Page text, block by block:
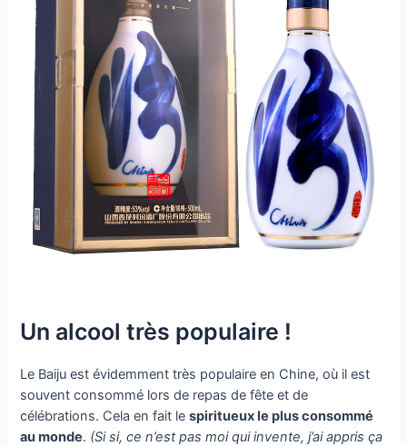
Un alcool très populaire !
Le Baiju est évidemment très populaire en Chine, où il est
souvent consommé lors de repas de fête et de
célébrations. Cela en fait lespiritueux le plus consommé
au monde. (Si si, ce n’est pas moi qui invente, j’ai appris ça